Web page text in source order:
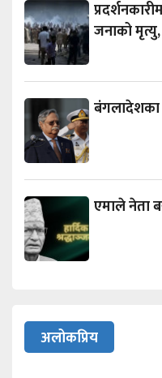
जनाको
बंगलादेशका
एमाले नेता
अलोकप्रिय